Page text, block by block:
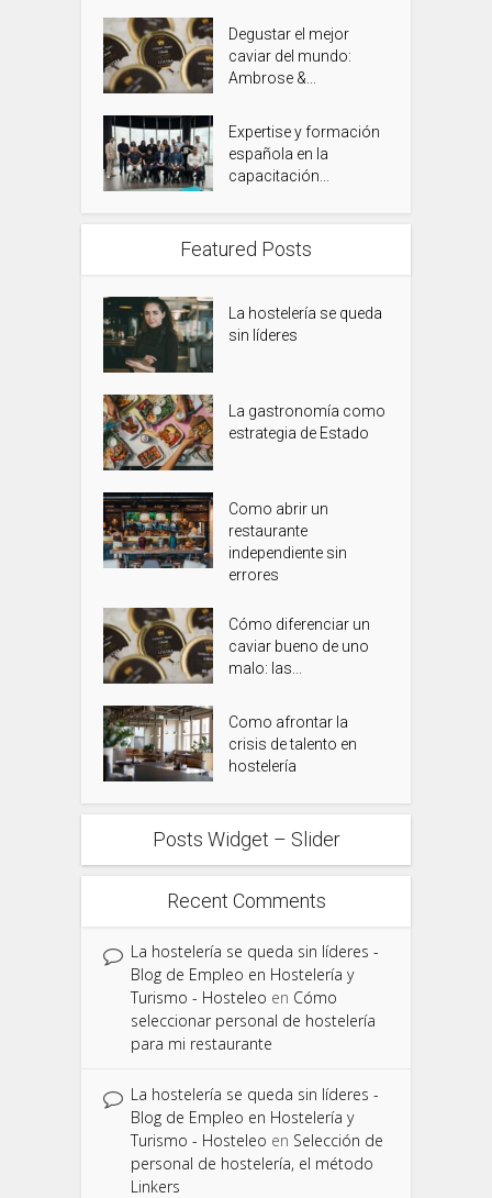
Degustar el mejor
caviar del mundo:
Ambrose &...
Expertise y formación
española en la
capacitación...
Featured Posts
La hostelería se queda
sin líderes
La gastronomía como
estrategia de Estado
Como abrir un
restaurante
independiente sin
errores
Cómo diferenciar un
caviar bueno de uno
malo: las...
Como afrontar la
crisis de talento en
hostelería
Posts Widget – Slider
Recent Comments
La hostelería se queda sin líderes -
Blog de Empleo en Hostelería y
Turismo - Hosteleo en Cómo
seleccionar personal de hostelería
para mi restaurante
La hostelería se queda sin líderes -
Blog de Empleo en Hostelería y
Turismo - Hosteleo en Selección de
personal de hostelería, el método
Linkers